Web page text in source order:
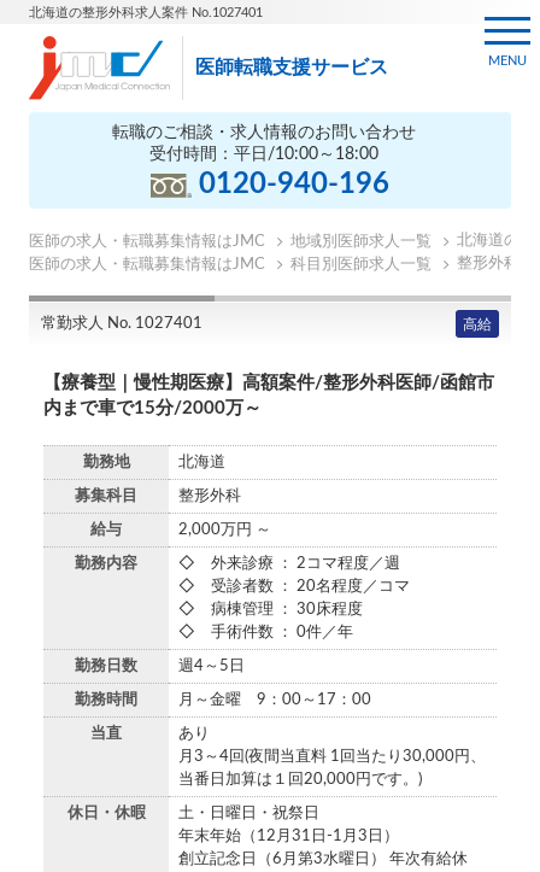
北海道の整形外科求人案件 No.1027401
医師転職支援サービス
転職のご相談・求人情報のお問い合わせ
受付時間：平日/10:00～18:00
0120-940-196
MENU
医師の求人・転職募集情報はJMC 地域別医師求人一覧
北海道の医
医師の求人・転職募集情報はJMC
科目別医師求人一覧 整形外科の
常勤求人 No. 1027401 高給
【療養型｜慢性期医療】高額案件/整形外科医師/函館市
内まで車で15分/2000万～
勤務地 北海道
募集科目 整形外科
給与 2,000万円 ～
勤務内容
◇ 外来診療 ： 2コマ程度／週
◇ 受診者数 ： 20名程度／コマ
◇ 病棟管理 ： 30床程度
◇ 手術件数 ： 0件／年
勤務日数 週4～5日
勤務時間 月～金曜 9：00～17：00
当直
あり
月3～4回(夜間当直料 1回当たり30,000円、
当番日加算は１回20,000円です。)
休日・休暇
土・日曜日・祝祭日
年末年始（12月31日-1月3日）
創立記念日（6月第3水曜日） 年次有給休